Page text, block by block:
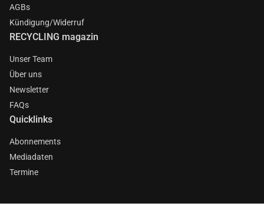
AGBs
Kündigung/Widerruf
RECYCLING magazin
Unser Team
Über uns
Newsletter
FAQs
Quicklinks
Abonnements
Mediadaten
Termine